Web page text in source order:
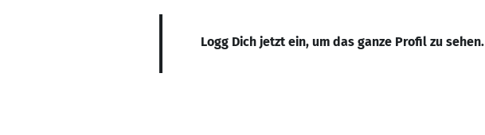
Logg Dich jetzt ein, um das ganze Profil zu sehen.